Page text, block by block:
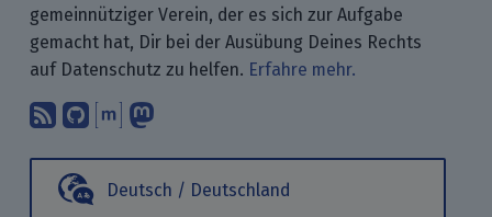
gemeinnütziger Verein, der es sich zur Aufgabe
gemacht hat, Dir bei der Ausübung Deines Rechts
auf Datenschutz zu helfen. Erfahre mehr.
Abonniere unsere Blogbeiträge mit
Finde uns bei GitHub.
Unterhalte Dich mit uns über
Deutsch / Deutschland